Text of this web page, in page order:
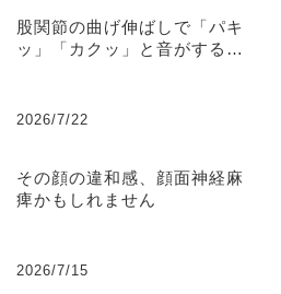
股関節の曲げ伸ばしで「パキ
ッ」「カクッ」と音がする、
れません
2026/7/22
その顔の違和感、顔面神経麻
痺かもしれません
2026/7/15